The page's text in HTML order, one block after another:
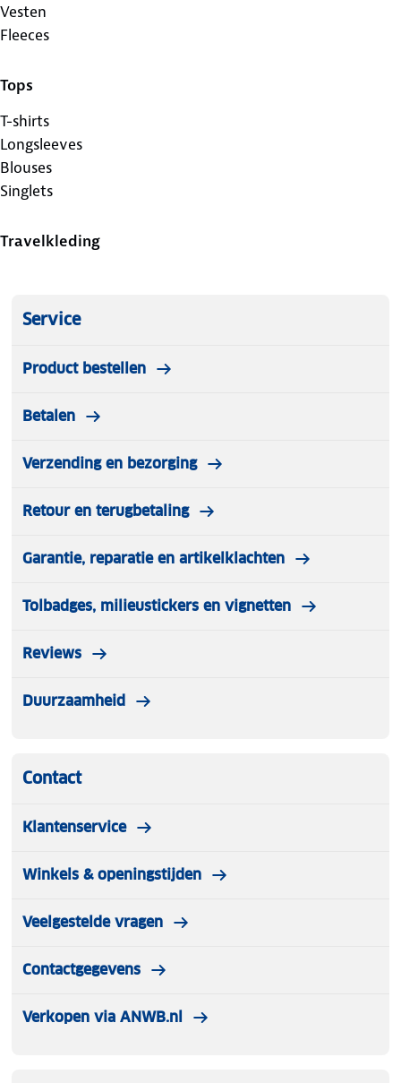
Vesten
Fleeces
Tops
T-shirts
Longsleeves
Blouses
Singlets
Travelkleding
Service
Product bestellen
Betalen
Verzending en bezorging
Retour en terugbetaling
Garantie, reparatie en artikelklachten
Tolbadges, milieustickers en vignetten
Reviews
Duurzaamheid
Contact
Klantenservice
Winkels & openingstijden
Veelgestelde vragen
Contactgegevens
Verkopen via ANWB.nl